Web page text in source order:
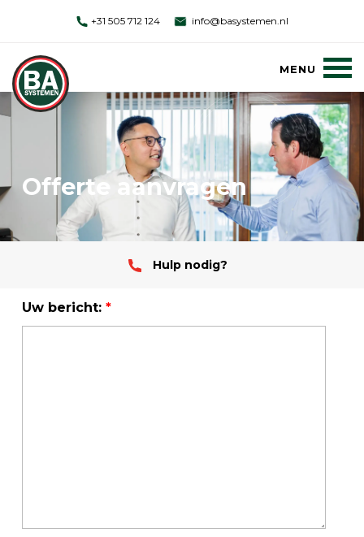
+31 505 712 124 info@basystemen.nl
Offerte aanvragen
Hulp nodig?
Uw bericht: *